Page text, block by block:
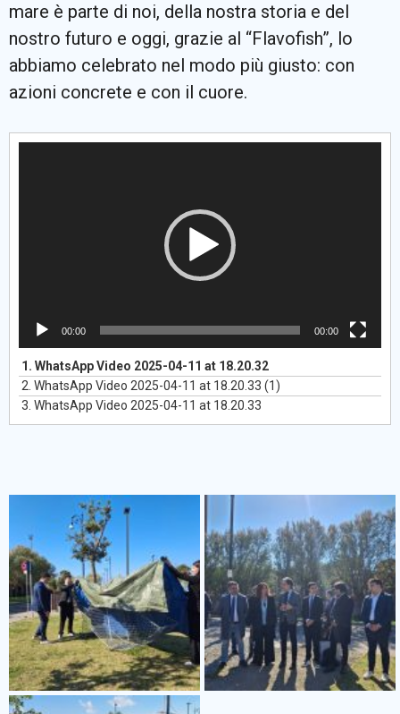
mare è parte di noi, della nostra storia e del
nostro futuro e oggi, grazie al “Flavofish”, lo
abbiamo celebrato nel modo più giusto: con
azioni concrete e con il cuore.
00:00 00:00
1. WhatsApp Video 2025-04-11 at 18.20.32
2. WhatsApp Video 2025-04-11 at 18.20.33 (1)
3. WhatsApp Video 2025-04-11 at 18.20.33